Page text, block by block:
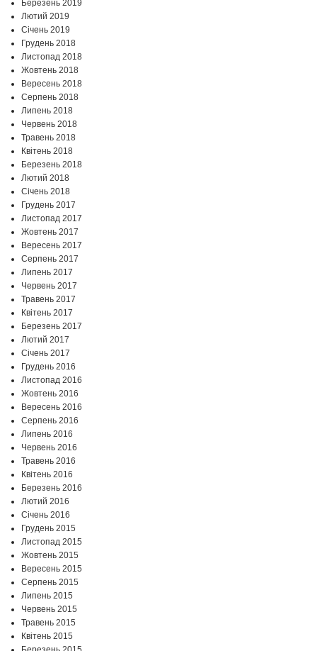
Березень 2019
Лютий 2019
Січень 2019
Грудень 2018
Листопад 2018
Жовтень 2018
Вересень 2018
Серпень 2018
Липень 2018
Червень 2018
Травень 2018
Квітень 2018
Березень 2018
Лютий 2018
Січень 2018
Грудень 2017
Листопад 2017
Жовтень 2017
Вересень 2017
Серпень 2017
Липень 2017
Червень 2017
Травень 2017
Квітень 2017
Березень 2017
Лютий 2017
Січень 2017
Грудень 2016
Листопад 2016
Жовтень 2016
Вересень 2016
Серпень 2016
Липень 2016
Червень 2016
Травень 2016
Квітень 2016
Березень 2016
Лютий 2016
Січень 2016
Грудень 2015
Листопад 2015
Жовтень 2015
Вересень 2015
Серпень 2015
Липень 2015
Червень 2015
Травень 2015
Квітень 2015